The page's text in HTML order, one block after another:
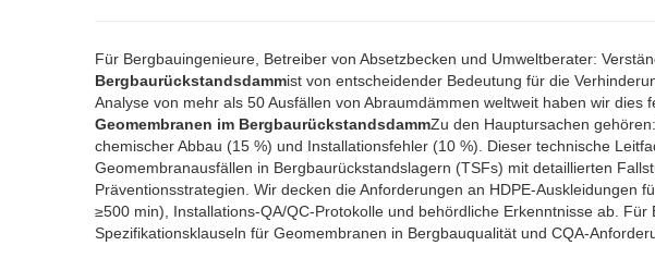
Für Bergbauingenieure, Betreiber von Absetzbecken und Umweltberater:
Bergbaurückstandsdammist von entscheidender Bedeutung für die
Analyse von mehr als 50 Ausfällen von Abraumdämmen weltweit haben wir dies
Geomembranen im BergbaurückstandsdammZu den Hauptursachen
chemischer Abbau (15 %) und Installationsfehler (10 %). Dieser technische
Geomembranausfällen in Bergbaurückstandslagern (TSFs) mit detaillierten
Präventionsstrategien. Wir decken die Anforderungen an HDPE-Auskleidungen
≥500 min), Installations-QA/QC-Protokolle und behördliche Erkenntnisse ab.
Spezifikationsklauseln für Geomembranen in Bergbauqualität und CQA-